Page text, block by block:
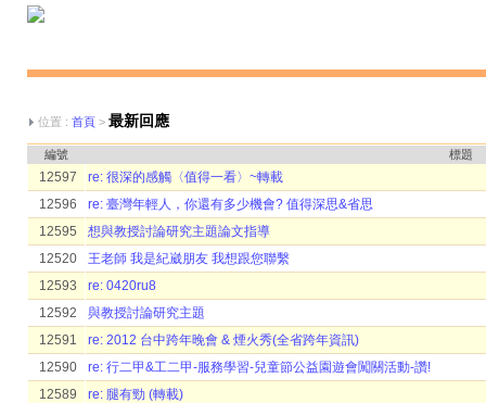
位置 : 首頁 > 最新回應
編號 標題
12597
re: 很深的感觸〈值得一看〉~轉載
12596
re: 臺灣年輕人，你還有多少機會? 值得深思&省思
12595
想與教授討論研究主題論文指導
12520
王老師 我是紀崴朋友 我想跟您聯繫
12593
re: 0420ru8
12592
與教授討論研究主題
12591
re: 2012 台中跨年晚會 & 煙火秀(全省跨年資訊)
12590
re: 行二甲&工二甲-服務學習-兒童節公益園遊會闖關活動-讚!
12589
re: 腿有勁 (轉載)